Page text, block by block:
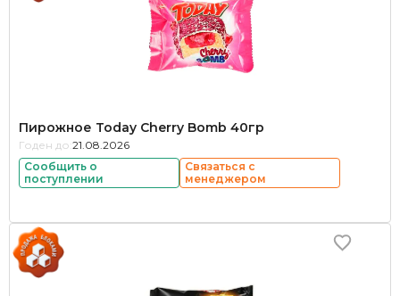
Пирожное Today Cherry Bomb 40гр
Годен до: 21.08.2026
Сообщить о
поступлении
Связаться с
менеджером